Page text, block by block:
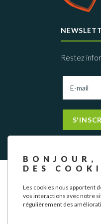
Restez
BONJOUR,
DES
Les cookies nous apportent
vos interactions avec notre
régulièrement des